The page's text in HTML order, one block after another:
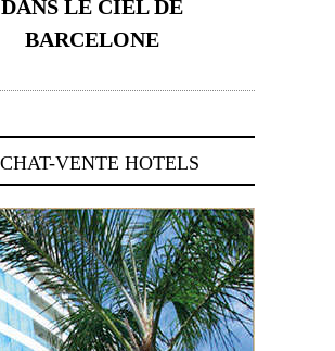
DANS LE CIEL DE
BARCELONE
VENTE HOTELS